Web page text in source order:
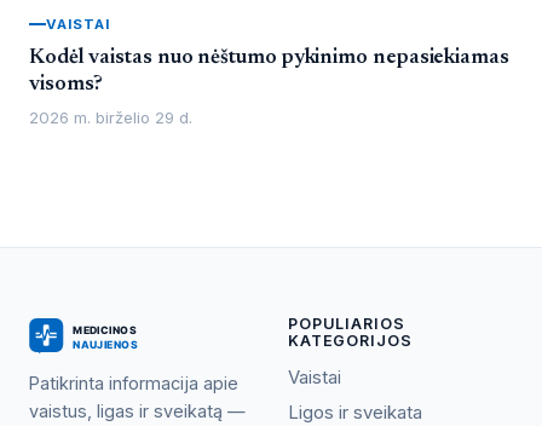
VAISTAI
Kodėl vaistas nuo nėštumo pykinimo nepasiekiamas
visoms?
2026 m. birželio 29 d.
Patikrinta informacija apie
vaistus, ligas ir sveikatą —
POPULIARIOS
KATEGORIJOS
Vaistai
Ligos ir sveikata